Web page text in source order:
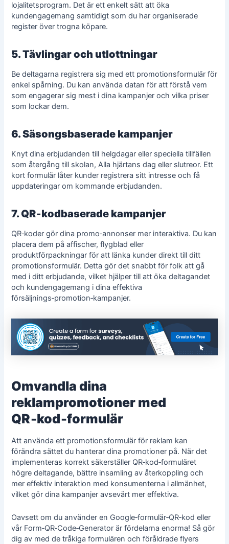
lojalitetsprogram. Det är ett enkelt sätt att öka
kundengagemang samtidigt som du har organiserade
register över trogna köpare.
5. Tävlingar och utlottningar
Be deltagarna registrera sig med ett promotionsformulär för
enkel spårning. Du kan använda datan för att förstå vem
som engagerar sig mest i dina kampanjer och vilka priser
som lockar dem.
6. Säsongsbaserade kampanjer
Knyt dina erbjudanden till helgdagar eller speciella tillfällen
som återgång till skolan, Alla hjärtans dag eller slutreor. Ett
kort formulär låter kunder registrera sitt intresse och få
uppdateringar om kommande erbjudanden.
7. QR‑kodbaserade kampanjer
QR‑koder gör dina promo‑annonser mer interaktiva. Du kan
placera dem på affischer, flygblad eller
produktförpackningar för att länka kunder direkt till ditt
promotionsformulär. Detta gör det snabbt för folk att gå
med i ditt erbjudande, vilket hjälper till att öka deltagandet
och kundengagemang i dina effektiva
försäljnings‑promotion‑kampanjer.
Omvandla dina
reklampromotioner med
QR‑kod‑formulär
Att använda ett promotionsformulär för reklam kan
förändra sättet du hanterar dina promotioner på. När det
implementeras korrekt säkerställer QR‑kod‑formuläret
högre deltagande, bättre insamling av återkoppling och
mer effektiv interaktion med konsumenterna i allmänhet,
vilket gör dina kampanjer avsevärt mer effektiva.
Oavsett om du använder en Google‑formulär‑QR‑kod eller
vår Form‑QR‑Code‑Generator är fördelarna enorma! Så gör
dig av med de tråkiga formulären och föråldrade flyers